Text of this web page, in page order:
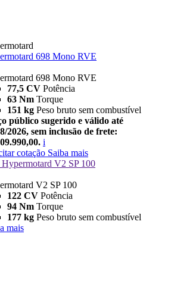
698 Mono RVE
698 Mono RVE
77,5 CV Potência
63 Nm Torque
151 kg Peso bruto sem combustível
público sugerido e válido até
2026, sem inclusão de frete:
i
cotação Saiba mais
Hypermotard V2 SP 100
V2 SP 100
122 CV Potência
94 Nm Torque
177 kg Peso bruto sem combustível
mais